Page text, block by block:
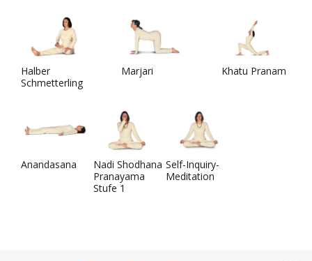
Halber
Schmetterling
Marjari Khatu Pranam
Anandasana
Nadi Shodhana
Pranayama
Stufe 1
Self-Inquiry-
Meditation